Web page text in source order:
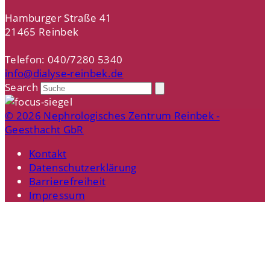
Hamburger Straße 41
21465 Reinbek
Telefon: 040/7280 5340
info@dialyse-reinbek.de
Search
© 2026 Nephrologisches Zentrum Reinbek -
Geesthacht GbR
Kontakt
Datenschutzerklärung
Barrierefreiheit
Impressum